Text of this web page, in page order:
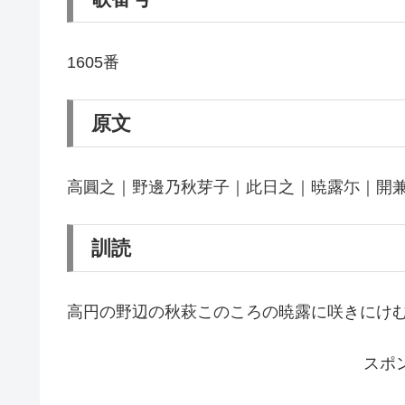
1605番
原文
高圓之｜野邊乃秋芽子｜此日之｜暁露尓｜開
訓読
高円の野辺の秋萩このころの暁露に咲きにけ
スポ